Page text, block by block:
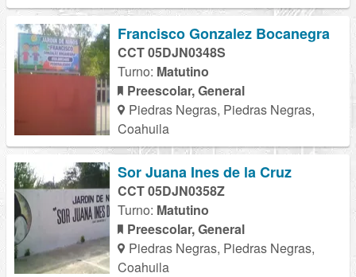
Francisco Gonzalez Bocanegra
CCT 05DJN0348S
Turno: Matutino
Preescolar, General
Piedras Negras, Piedras Negras,
Coahuila
Sor Juana Ines de la Cruz
CCT 05DJN0358Z
Turno: Matutino
Preescolar, General
Piedras Negras, Piedras Negras,
Coahuila